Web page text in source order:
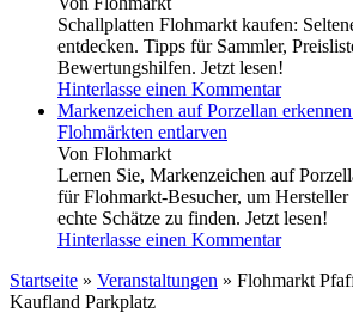
Schallplatten Flohmarkt kaufen:
entdecken. Tipps für Sammler,
Bewertungshilfen. Jetzt lesen!
Hinterlasse einen Kommentar
Markenzeichen auf Porzellan
Flohmärkten entlarven
Von Flohmarkt
Lernen Sie, Markenzeichen auf
für Flohmarkt-Besucher, um
echte Schätze zu finden. Jetzt lesen!
Hinterlasse einen Kommentar
Startseite » Veranstaltungen » Flohmarkt
Kaufland Parkplatz